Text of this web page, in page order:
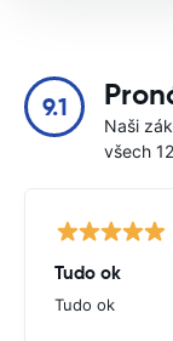
9.1
Naši
všech
Tudo ok
Tudo ok